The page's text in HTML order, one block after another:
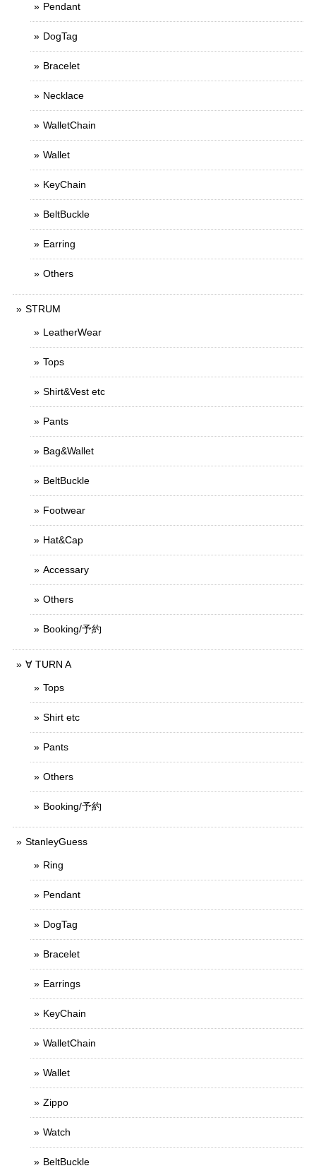
Pendant
DogTag
Bracelet
Necklace
WalletChain
Wallet
KeyChain
BeltBuckle
Earring
Others
STRUM
LeatherWear
Tops
Shirt&Vest etc
Pants
Bag&Wallet
BeltBuckle
Footwear
Hat&Cap
Accessary
Others
Booking/予約
∀ TURN A
Tops
Shirt etc
Pants
Others
Booking/予約
StanleyGuess
Ring
Pendant
DogTag
Bracelet
Earrings
KeyChain
WalletChain
Wallet
Zippo
Watch
BeltBuckle